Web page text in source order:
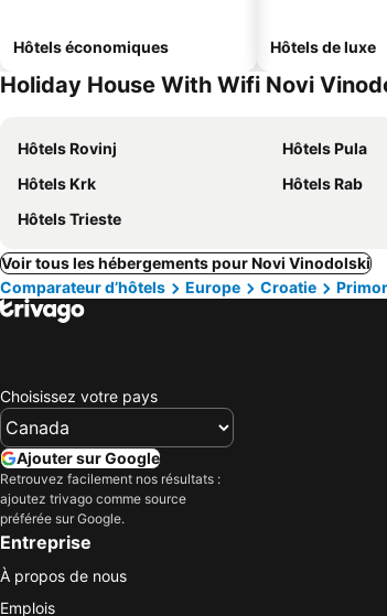
Hôtels économiques Hôtels de luxe
Holiday House With Wifi Novi
Hôtels Rovinj Hôtels Pula
Hôtels Krk
Hôtels Rab
Hôtels Trieste
Voir tous les hébergements pour Novi Vinodolski
Comparateur d’hôtels
Europe Croatie
Choisissez votre pays
Ajouter sur Google
Retrouvez facilement nos résultats :
ajoutez trivago comme source
préférée sur Google.
Entreprise
À propos de nous
Emplois